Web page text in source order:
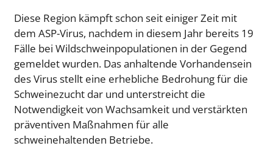
Diese Region kämpft schon seit einiger Zeit mit
dem ASP-Virus, nachdem in diesem Jahr bereits 19
Fälle bei Wildschweinpopulationen in der Gegend
gemeldet wurden. Das anhaltende Vorhandensein
des Virus stellt eine erhebliche Bedrohung für die
Schweinezucht dar und unterstreicht die
Notwendigkeit von Wachsamkeit und verstärkten
präventiven Maßnahmen für alle
schweinehaltenden Betriebe.